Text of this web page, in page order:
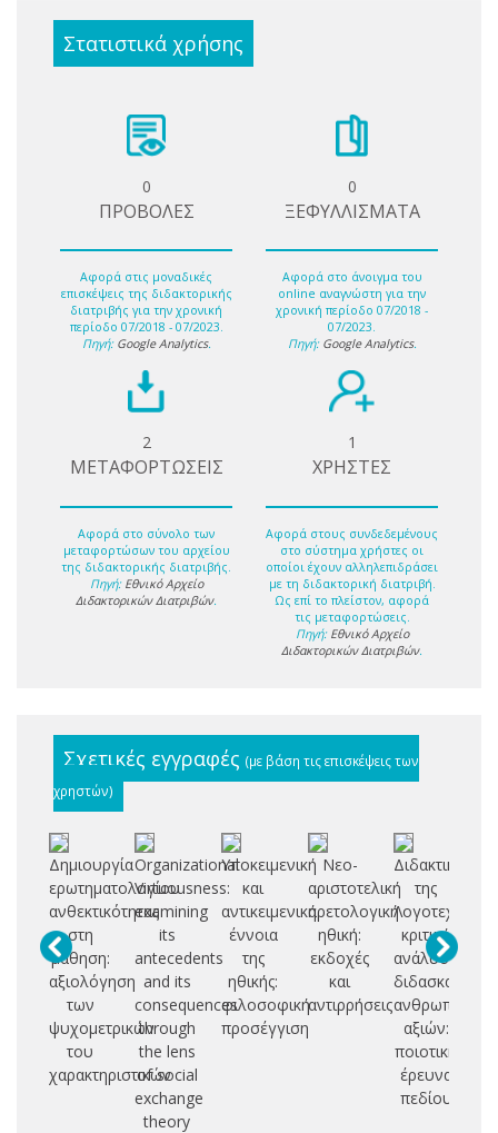
Στατιστικά χρήσης
0
ΠΡΟΒΟΛΕΣ
Αφορά στις μοναδικές
επισκέψεις της διδακτορικής
διατριβής για την χρονική
περίοδο 07/2018 - 07/2023.
Πηγή: Google Analytics.
0
ΞΕΦΥΛΛΙΣΜΑΤΑ
Αφορά στο άνοιγμα του
online αναγνώστη για την
χρονική περίοδο 07/2018 -
07/2023.
Πηγή: Google Analytics.
2
ΜΕΤΑΦΟΡΤΩΣΕΙΣ
Αφορά στο σύνολο των
μεταφορτώσων του αρχείου
της διδακτορικής διατριβής.
Πηγή: Εθνικό Αρχείο
Διδακτορικών Διατριβών.
1
ΧΡΗΣΤΕΣ
Αφορά στους συνδεδεμένους
στο σύστημα χρήστες οι
οποίοι έχουν αλληλεπιδράσει
με τη διδακτορική διατριβή.
Ως επί το πλείστον, αφορά
τις μεταφορτώσεις.
Πηγή: Εθνικό Αρχείο
Διδακτορικών Διατριβών.
Σχετικές εγγραφές (με βάση τις επισκέψεις των
χρηστών)
Δημιουργία
ερωτηματολογίου
ανθεκτικότητας
στη
μάθηση:
αξιολόγηση
των
ψυχομετρικών
του
χαρακτηριστικών
Organizational
Virtuousness:
examining
its
antecedents
and its
consequences
through
the lens
of social
exchange
theory
Υποκειμενική
και
αντικειμενική
έννοια
της
ηθικής:
φιλοσοφική
προσέγγιση
Νεο-
αριστοτελική
αρετολογική
ηθική:
εκδοχές
και
αντιρρήσεις
Διδακτική
της
Λογοτεχνίας:
κριτική
ανάλυση
διδασκαλίας
ανθρωπίνων
αξιών:
ποιοτική
έρευνα
πεδίου